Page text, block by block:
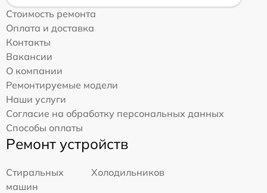
Стоимость ремонта
Оплата и доставка
Контакты
Вакансии
О компании
Ремонтируемые модели
Наши услуги
Согласие на обработку персональных данных
Способы оплаты
Ремонт устройств
Стиральных
машин
Холодильников